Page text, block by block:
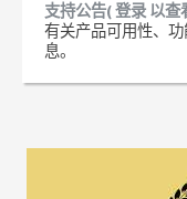
支持公告( 登录 以查
有关产品可用性、
息。